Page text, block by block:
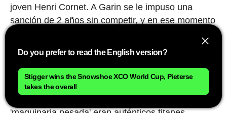
joven Henri Cornet. A Garin se le impuso una
sanción de 2 años sin competir, y en ese momento
sabremos si aquello fue justo o no, aunque él
siempre defendió su inocencia. Lo que está claro
es que, por encima de cualquier consideración
deportiva, aquellos hombres que recorrían
'maquinaria pesada' eran auténticos titanes.
Do you prefer to read the English version?
Stigger wins the Snowshoe XCO World Cup, Pieterse
takes the overall